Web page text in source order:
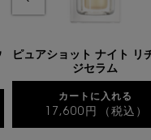
ピュアショット ナイト リ
ジセラム
カートに入れる
17,600円
（税込）
ピュアシ